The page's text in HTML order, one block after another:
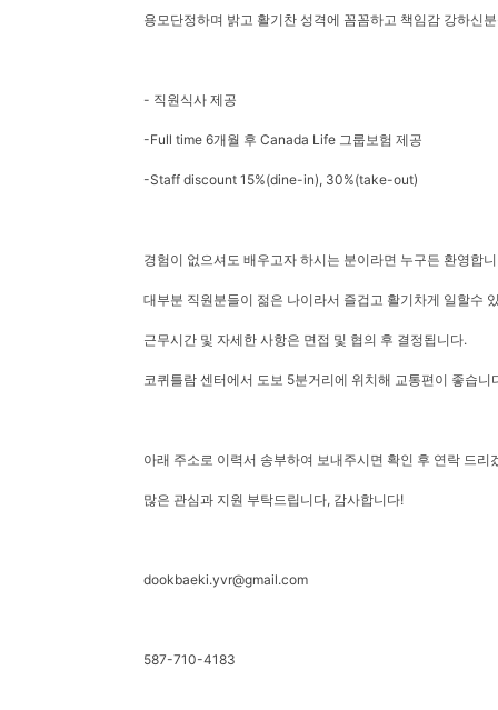
용모단정하며 밝고 활기찬 성격에 꼼꼼하고 책임감 강하신
- 직원식사 제공
-Full time 6개월 후 Canada Life 그룹보험 제공
-Staff discount 15%(dine-in), 30%(take-out)
경험이 없으셔도 배우고자 하시는 분이라면 누구든 환영합
대부분 직원분들이 젊은 나이라서 즐겁고 활기차게 일할수
근무시간 및 자세한 사항은 면접 및 협의 후 결정됩니다.
코퀴틀람 센터에서 도보 5분거리에 위치해 교통편이 좋습
아래 주소로 이력서 송부하여 보내주시면 확인 후 연락 드리
많은 관심과 지원 부탁드립니다, 감사합니다!
dookbaeki.yvr@gmail.com
587-710-4183